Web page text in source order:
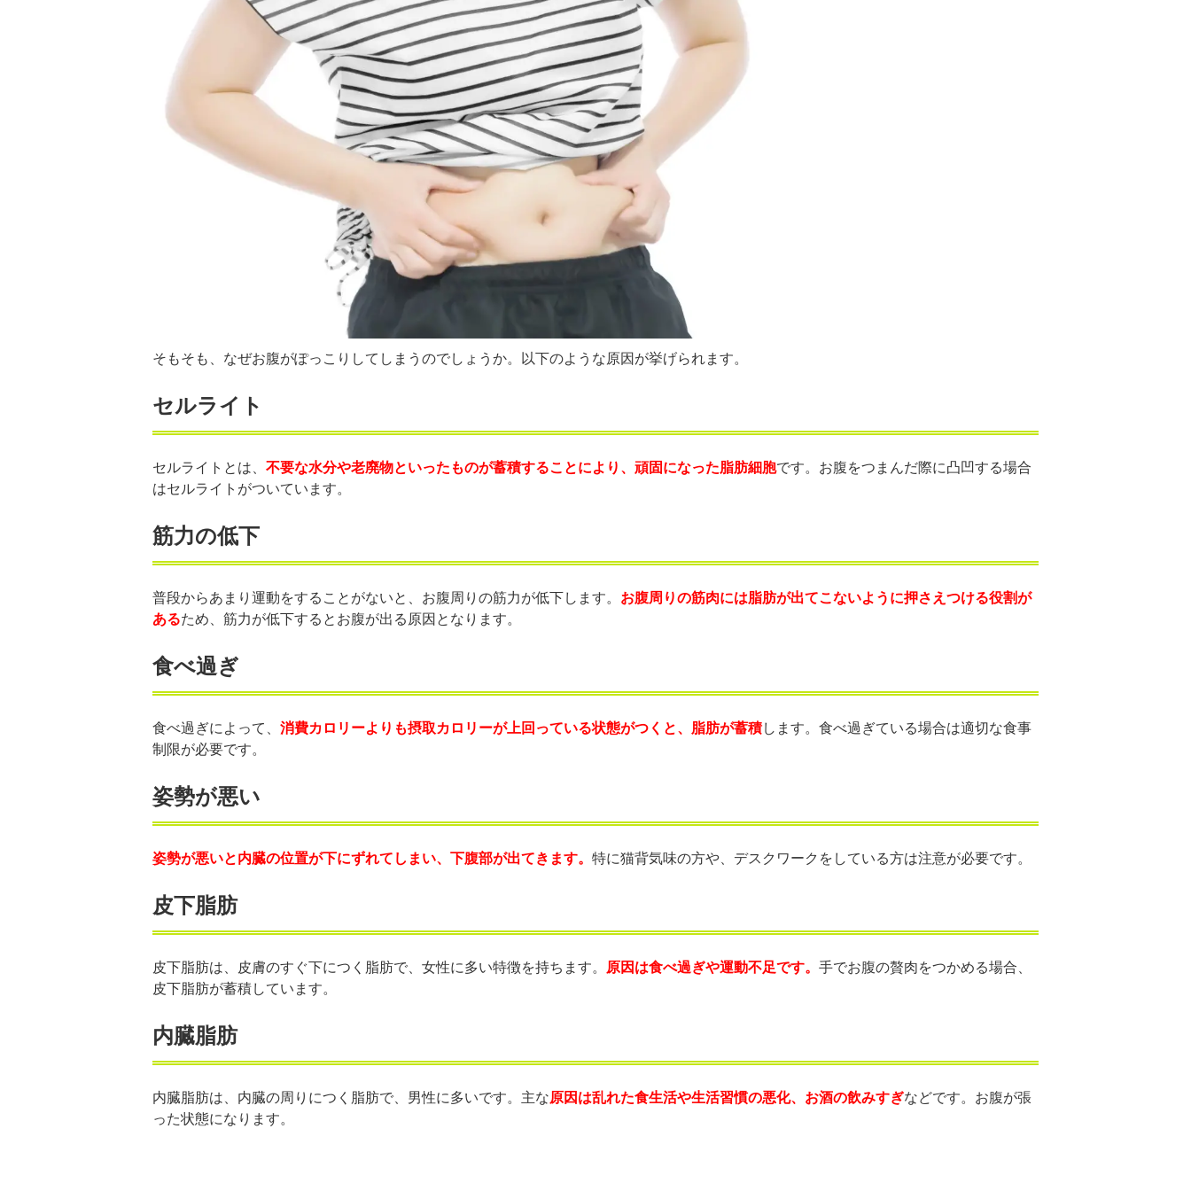
そもそも、なぜお腹がぽっこりしてしまうのでしょうか。以下のような原因が挙げられます。
セルライト
セルライトとは、 不要な水分や老廃物といったものが蓄積することにより、頑固になった脂肪細胞です。お腹をつまんだ際に凸凹する場合
はセルライトがついています。
筋力の低下
普段からあまり運動をすることがないと、お腹周りの筋力が低下します。 お腹周りの筋肉には脂肪が出てこないように押さえつける役割が
あるため、筋力が低下するとお腹が出る原因となります。
食べ過ぎ
食べ過ぎによって、 消費カロリーよりも摂取カロリーが上回っている状態がつくと、脂肪が蓄積します。食べ過ぎている場合は適切な食事
制限が必要です。
姿勢が悪い
姿勢が悪いと内臓の位置が下にずれてしまい、下腹部が出てきます。 特に猫背気味の方や、デスクワークをしている方は注意が必要です。
皮下脂肪
皮下脂肪は、皮膚のすぐ下につく脂肪で、女性に多い特徴を持ちます。 原因は食べ過ぎや運動不足です。 手でお腹の贅肉をつかめる場合、
皮下脂肪が蓄積しています。
内臓脂肪
内臓脂肪は、内臓の周りにつく脂肪で、男性に多いです。主な原因は乱れた食生活や生活習慣の悪化、お酒の飲みすぎなどです。お腹が張
った状態になります。